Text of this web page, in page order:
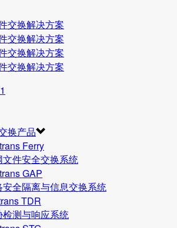
换产品
Ferry
文件安全交换系统
GAP
安全隔离与信息交换系统
TDR
检测与响应系统